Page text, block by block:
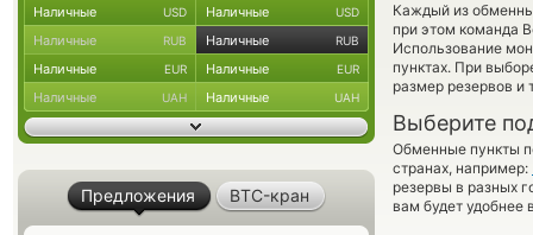
Каждый из
при этом команда
Использование
пунктах. При
размер резервов и
Выберите
Обменные пункты
странах, например:
резервы в разных
вам будет удобнее
Наличные USD Наличные USD
Наличные RUB Наличные RUB
Наличные EUR Наличные EUR
Наличные UAH Наличные UAH
Предложения BTC-кран